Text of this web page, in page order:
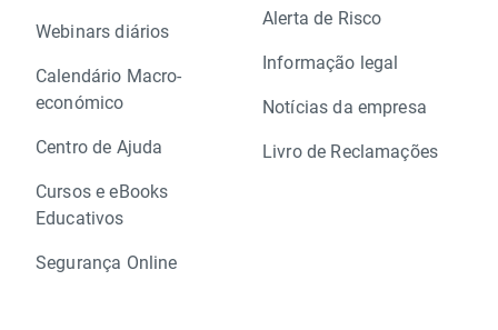
Webinars diários
Calendário Macro-
económico
Centro de Ajuda
Cursos e eBooks
Educativos
Segurança Online
Alerta de Risco
Informação legal
Notícias da empresa
Livro de Reclamações